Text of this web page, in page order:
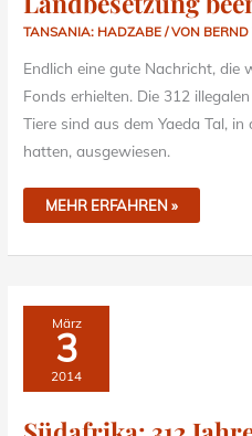
TANSANIA: HADZABE / VON
Endlich eine gute Nachricht, die
Fonds erhielten. Die 312
Tiere sind aus dem Yaeda Tal,
hatten, ausgewiesen.
MEHR ERFAHREN »
März
3
2014
SÜDAFRIKA:
312
JAHRE
VÖLKERMORD
AM
VOLK
DER